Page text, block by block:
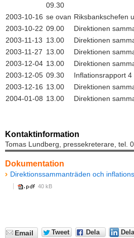
09.30
2003-10-16 se ovan Riksbankschefen
2003-10-22 09.00
Direktionen
2003-11-13 13.00
Direktionen
2003-11-27 13.00
Direktionen
2003-12-04 13.00
Direktionen
2003-12-05 09.30
Inflationsrapport
2003-12-16 13.00
Direktionen
2004-01-08 13.00 Direktionen
Kontaktinformation
Tomas Lundberg, pressekreterare, tel.
Dokumentation
Direktionssammanträden och
40 kB
Email Tweet Dela